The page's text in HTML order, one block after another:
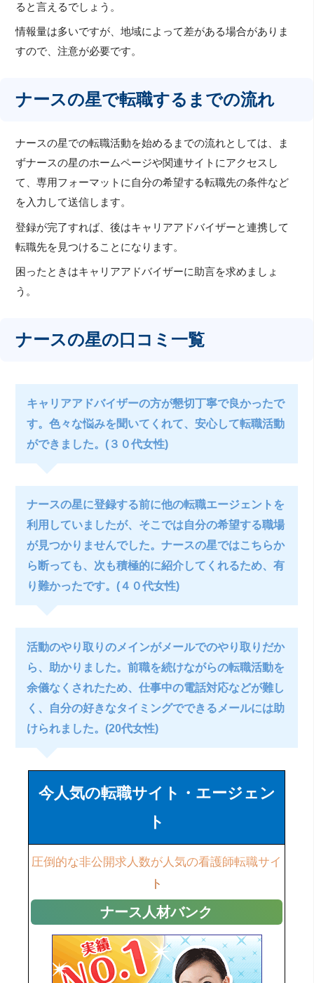
ると言えるでしょう。
情報量は多いですが、地域によって差がある場合がありま
すので、注意が必要です。
ナースの星で転職するまでの流れ
ナースの星での転職活動を始めるまでの流れとしては、ま
ずナースの星のホームページや関連サイトにアクセスし
て、専用フォーマットに自分の希望する転職先の条件など
を入力して送信します。
登録が完了すれば、後はキャリアアドバイザーと連携して
転職先を見つけることになります。
困ったときはキャリアアドバイザーに助言を求めましょ
う。
ナースの星の口コミ一覧
キャリアアドバイザーの方が懇切丁寧で良かったで
す。色々な悩みを聞いてくれて、安心して転職活動
ができました。(３０代女性)
ナースの星に登録する前に他の転職エージェントを
利用していましたが、そこでは自分の希望する職場
が見つかりませんでした。ナースの星ではこちらか
ら断っても、次も積極的に紹介してくれるため、有
り難かったです。(４０代女性)
活動のやり取りのメインがメールでのやり取りだか
ら、助かりました。前職を続けながらの転職活動を
余儀なくされたため、仕事中の電話対応などが難し
く、自分の好きなタイミングでできるメールには助
けられました。(20代女性)
今人気の転職サイト・エージェン
ト
圧倒的な非公開求人数が人気の看護師転職サイ
ト
ナース人材バンク